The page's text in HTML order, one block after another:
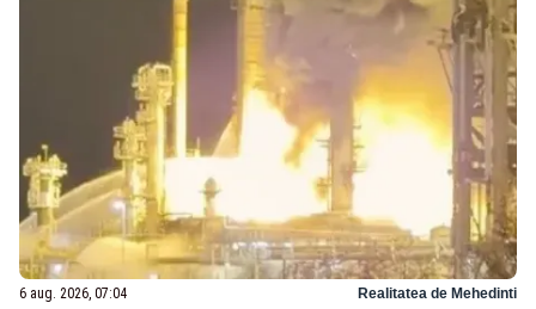
6 aug. 2026, 07:04 Realitatea de Mehedinti